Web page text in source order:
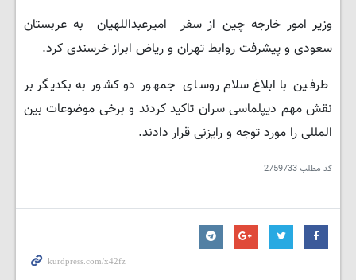
وزیر امور خارجه چین از سفر امیرعبداللهیان به عربستان
سعودی و پیشرفت روابط تهران و ریاض ابراز خرسندی کرد.
طرفین با ابلاغ سلام روسای جمهور دو کشور به بکدیگر بر
نقش مهم دیپلماسی سران تاکید کردند و برخی موضوعات بین
المللی را مورد توجه و رایزنی قرار دادند.
کد مطلب2759733